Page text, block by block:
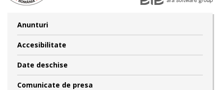
Anunturi
Accesibilitate
Date deschise
Comunicate de presa